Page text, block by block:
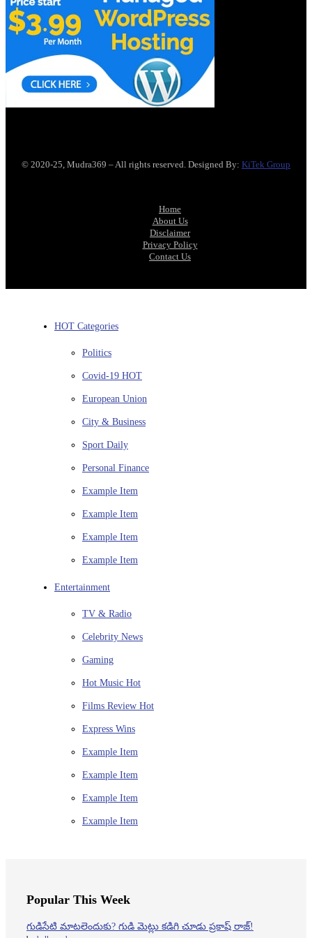
© 2020-25, Mudra369 – All rights reserved. Designed By: KiTek Group
Home
About Us
Disclaimer
Privacy Policy
Contact Us
HOT Categories
Politics
Covid-19 HOT
European Union
City & Business
Sport Daily
Personal Finance
Example Item
Example Item
Example Item
Example Item
Entertainment
TV & Radio
Celebrity News
Gaming
Hot Music Hot
Films Review Hot
Express Wins
Example Item
Example Item
Example Item
Example Item
Popular This Week
గుడిసేటి మాటలెందుకు? గుడి మెట్లు కడిగి చూడు ప్రకాష్ రాజ్!